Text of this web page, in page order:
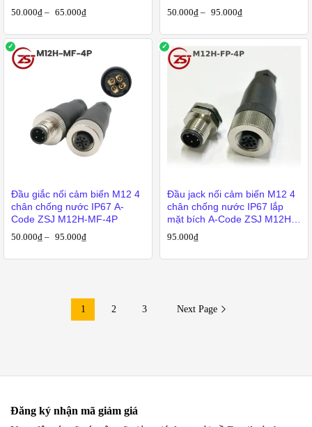
50.000₫ – 65.000₫
4P
50.000₫ – 95.000₫
Đầu giắc nối cảm biến M12 4
chân chống nước IP67 A-
Code ZSJ M12H-MF-4P
50.000₫ – 95.000₫
Đầu jack nối cảm biến M12 4
chân chống nước IP67 lắp
mặt bích A-Code ZSJ M12H-
FP-4P
95.000₫
1 2 3 Next Page
Đăng ký nhận mã giảm giá